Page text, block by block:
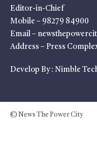
Editor-in-Chief
Mobile – 98279 84900
Email –
Address – Press
Develop By : Nimble
© News The Power City